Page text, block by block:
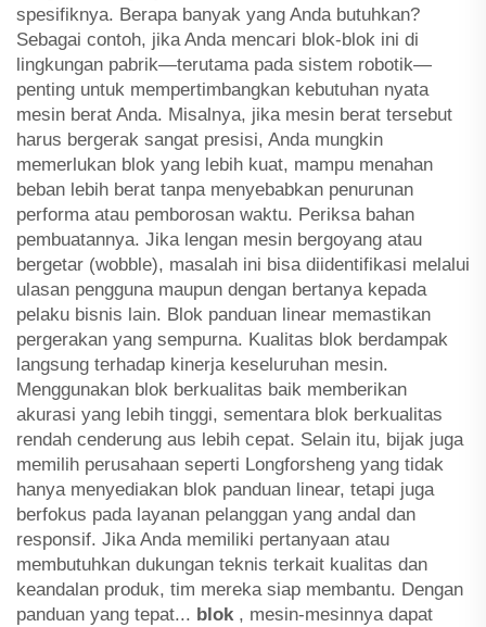
spesifiknya. Berapa banyak yang Anda butuhkan?
Sebagai contoh, jika Anda mencari blok-blok ini di
lingkungan pabrik—terutama pada sistem robotik—
penting untuk mempertimbangkan kebutuhan nyata
mesin berat Anda. Misalnya, jika mesin berat tersebut
harus bergerak sangat presisi, Anda mungkin
memerlukan blok yang lebih kuat, mampu menahan
beban lebih berat tanpa menyebabkan penurunan
performa atau pemborosan waktu. Periksa bahan
pembuatannya. Jika lengan mesin bergoyang atau
bergetar (wobble), masalah ini bisa diidentifikasi melalui
ulasan pengguna maupun dengan bertanya kepada
pelaku bisnis lain. Blok panduan linear memastikan
pergerakan yang sempurna. Kualitas blok berdampak
langsung terhadap kinerja keseluruhan mesin.
Menggunakan blok berkualitas baik memberikan
akurasi yang lebih tinggi, sementara blok berkualitas
rendah cenderung aus lebih cepat. Selain itu, bijak juga
memilih perusahaan seperti Longforsheng yang tidak
hanya menyediakan blok panduan linear, tetapi juga
berfokus pada layanan pelanggan yang andal dan
responsif. Jika Anda memiliki pertanyaan atau
membutuhkan dukungan teknis terkait kualitas dan
keandalan produk, tim mereka siap membantu. Dengan
panduan yang tepat... blok , mesin-mesinnya dapat